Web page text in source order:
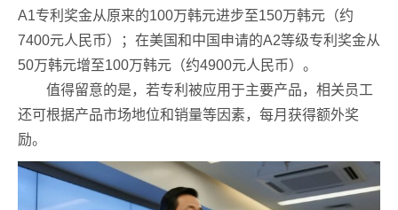
A1专利奖金从原来的100万韩元进步至150万韩元（约
7400元人民币）；在美国和中国申请的A2等级专利奖金从
50万韩元增至100万韩元（约4900元人民币）。
值得留意的是，若专利被应用于主要产品，相关员工
还可根据产品市场地位和销量等因素，每月获得额外奖
励。